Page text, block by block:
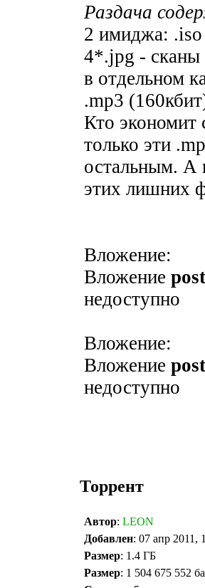
Раздача
2 имиджа: .iso
4*.jpg - сканы
в отдельном
.mp3
Кто экономит
только эти
остальным. А
этих лишних
Вложение:
Вложение
недоступно
Вложение:
Вложение
недоступно
Торрент
Автор: LEON
Добавлен: 07 апр 2011,
Размер: 1.4 ГБ
Размер: 1 504 675 552